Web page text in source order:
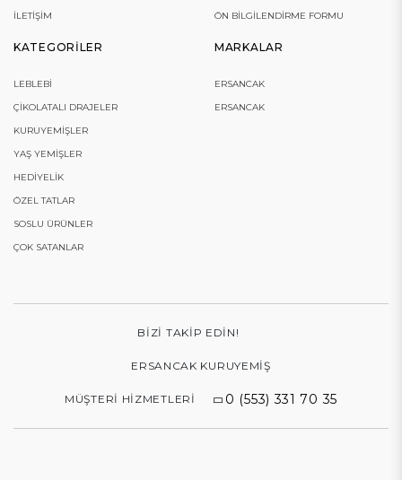
İLETIŞIM
ÖN BILGILENDIRME FORMU
KATEGORILER
LEBLEBI
ÇIKOLATALI DRAJELER
KURUYEMIŞLER
YAŞ YEMIŞLER
HEDIYELIK
ÖZEL TATLAR
SOSLU ÜRÜNLER
ÇOK SATANLAR
MARKALAR
ERSANCAK
ERSANCAK
BIZI TAKIP EDIN!
ERSANCAK KURUYEMIŞ
MÜŞTERI HIZMETLERI 0 (553) 331 70 35